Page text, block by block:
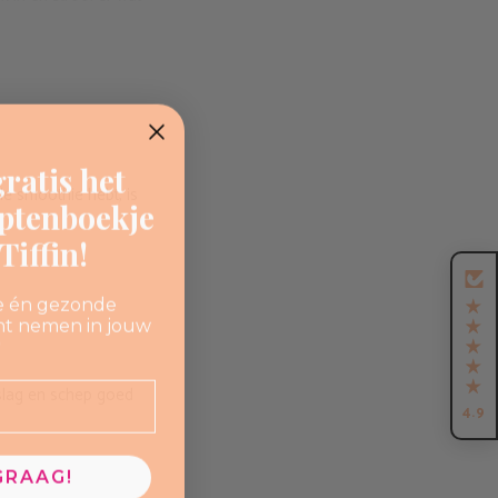
hebt, is
en schep goed
4.9
het
én gezonde
nemen in jouw